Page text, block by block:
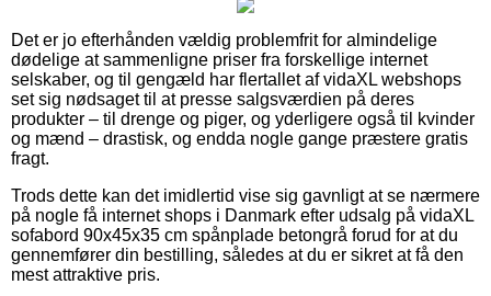
Det er jo efterhånden vældig problemfrit for almindelige
dødelige at sammenligne priser fra forskellige internet
selskaber, og til gengæld har flertallet af vidaXL webshops
set sig nødsaget til at presse salgsværdien på deres
produkter – til drenge og piger, og yderligere også til kvinder
og mænd – drastisk, og endda nogle gange præstere gratis
fragt.
Trods dette kan det imidlertid vise sig gavnligt at se nærmere
på nogle få internet shops i Danmark efter udsalg på vidaXL
sofabord 90x45x35 cm spånplade betongrå forud for at du
gennemfører din bestilling, således at du er sikret at få den
mest attraktive pris.